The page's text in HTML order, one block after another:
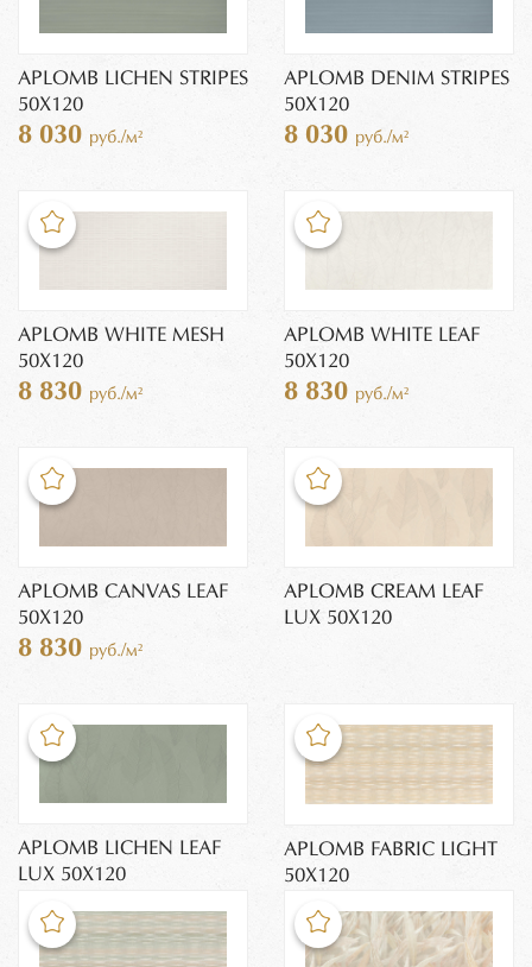
APLOMB LICHEN STRIPES
50X120
8 030 руб./м²
APLOMB DENIM STRIPES
50X120
8 030 руб./м²
APLOMB WHITE MESH
50X120
8 830 руб./м²
APLOMB WHITE LEAF
50X120
8 830 руб./м²
APLOMB CANVAS LEAF
50X120
8 830 руб./м²
APLOMB CREAM LEAF
LUX 50X120
APLOMB LICHEN LEAF
LUX 50X120
APLOMB FABRIC LIGHT
50X120